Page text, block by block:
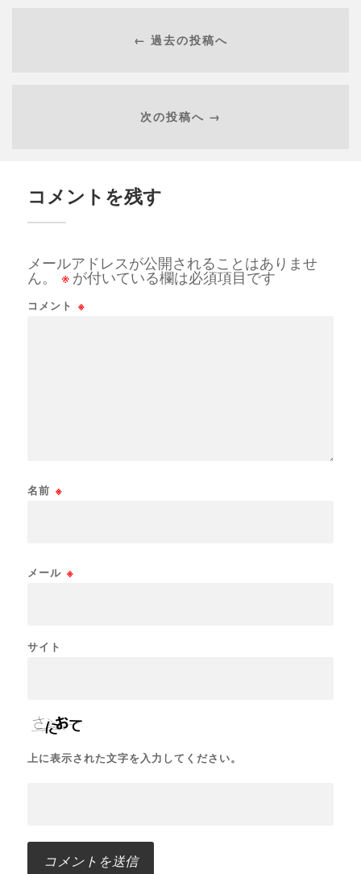
← 過去の投稿へ
次の投稿へ →
コメントを残す
メールアドレスが公開されることはありませ
ん。
※ が付いている欄は必須項目です
コメント ※
名前 ※
メール ※
サイト
上に表示された文字を入力してください。